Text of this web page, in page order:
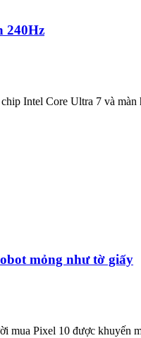
240Hz
Intel Core Ultra 7 và
mỏng như tờ giấy
Pixel 10 được khuyến